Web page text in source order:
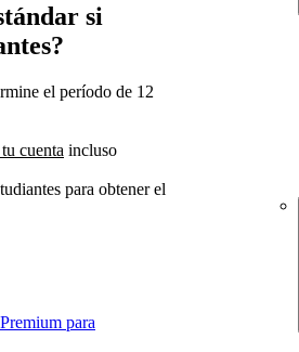
si
el período de 12
cuenta incluso
para obtener el
para